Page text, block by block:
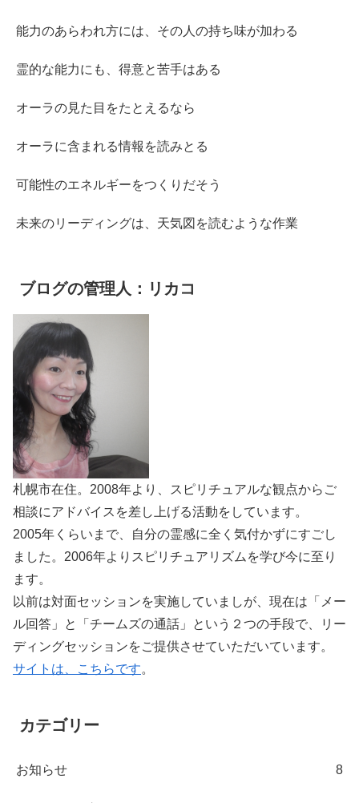
能力のあらわれ方には、その人の持ち味が加わる
霊的な能力にも、得意と苦手はある
オーラの見た目をたとえるなら
オーラに含まれる情報を読みとる
可能性のエネルギーをつくりだそう
未来のリーディングは、天気図を読むような作業
ブログの管理人：リカコ
札幌市在住。2008年より、スピリチュアルな観点からご
相談にアドバイスを差し上げる活動をしています。
2005年くらいまで、自分の霊感に全く気付かずにすごし
ました。2006年よりスピリチュアリズムを学び今に至り
ます。
以前は対面セッションを実施していましが、現在は「メー
ル回答」と「チームズの通話」という２つの手段で、リー
ディングセッションをご提供させていただいています。
サイトは、こちらです。
カテゴリー
お知らせ 8